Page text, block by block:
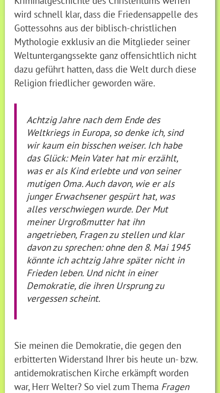
wird schnell klar, dass die Friedensappelle des
Gottessohns aus der biblisch-christlichen
Mythologie exklusiv an die Mitglieder seiner
Weltuntergangssekte ganz offensichtlich nicht
dazu geführt hatten, dass die Welt durch diese
Religion friedlicher geworden wäre.
Achtzig Jahre nach dem Ende des
Weltkriegs in Europa, so denke ich, sind
wir kaum ein bisschen weiser. Ich habe
das Glück: Mein Vater hat mir erzählt,
was er als Kind erlebte und von seiner
mutigen Oma. Auch davon, wie er als
junger Erwachsener gespürt hat, was
alles verschwiegen wurde. Der Mut
meiner Urgroßmutter hat ihn
angetrieben, Fragen zu stellen und klar
davon zu sprechen: ohne den 8. Mai 1945
könnte ich achtzig Jahre später nicht in
Frieden leben. Und nicht in einer
Demokratie, die ihren Ursprung zu
vergessen scheint.
Sie meinen die Demokratie, die gegen den
erbitterten Widerstand Ihrer bis heute un- bzw.
antidemokratischen Kirche erkämpft worden
war, Herr Welter? So viel zum Thema Fragen